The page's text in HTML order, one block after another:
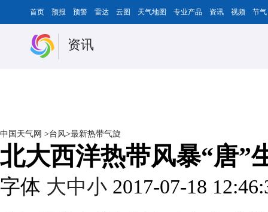
首页 预报 预警 雷达 云图 天气地图 专业产品 资讯 视频 节气
资讯
中国天气网 >台风>最新热带气旋
北大西洋热带风暴“唐”
字体 大中小 2017-07-18